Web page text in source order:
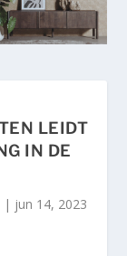
LEIDT
IN DE
| jun 14, 2023